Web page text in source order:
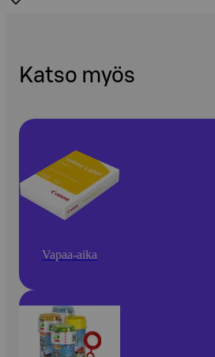
Katso myös
Vapaa-aika